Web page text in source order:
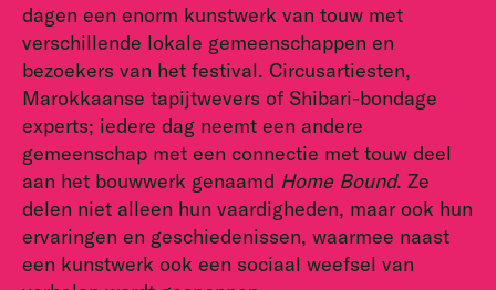
dagen een enorm kunstwerk van touw met
verschillende lokale gemeenschappen en
bezoekers van het festival. Circusartiesten,
Marokkaanse tapijtwevers of Shibari-bondage
experts; iedere dag neemt een andere
gemeenschap met een connectie met touw deel
aan het bouwwerk genaamd Home Bound. Ze
delen niet alleen hun vaardigheden, maar ook hun
ervaringen en geschiedenissen, waarmee naast
een kunstwerk ook een sociaal weefsel van